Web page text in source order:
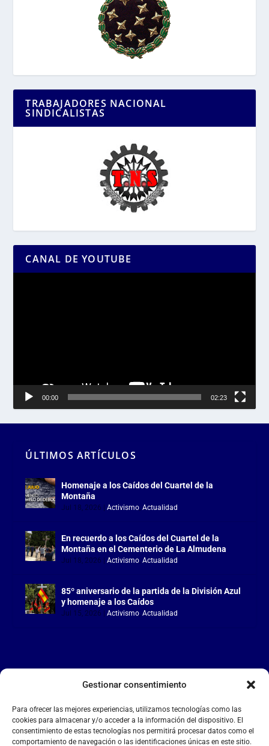
Gestionar consentimiento
Para ofrecer las mejores experiencias, utilizamos tecnologías como las
cookies para almacenar y/o acceder a la información del dispositivo. El
consentimiento de estas tecnologías nos permitirá procesar datos como el
comportamiento de navegación o las identificaciones únicas en este sitio.
TRABAJADORES NACIONAL
SINDICALISTAS
CANAL DE YOUTUBE
00:00 02:23
ÚLTIMOS ARTÍCULOS
Homenaje a los Caídos del Cuartel de la
Montaña
Jul 18, 2026 |Activismo,Actualidad
En recuerdo a los Caídos del Cuartel de la
Montaña en el Cementerio de La Almudena
Jul 18, 2026 |Activismo,Actualidad
85º aniversario de la partida de la División Azul
y homenaje a los Caídos
Jul 15, 2026 |Activismo,Actualidad
LA FALANGE
Reproductor
de